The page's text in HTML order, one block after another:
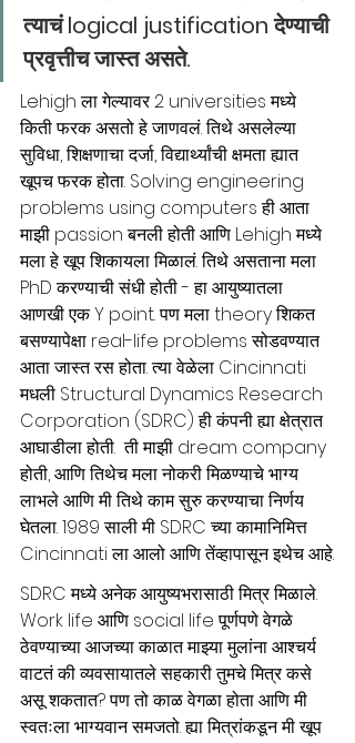
त्याचं logical justification देण्याची
प्रवृत्तीच जास्त असते.
Lehigh ला गेल्यावर 2 universities मध्ये
किती फरक असतो हे जाणवलं. तिथे असलेल्या
सुविधा, शिक्षणाचा दर्जा, विद्यार्थ्यांची क्षमता ह्यात
खूपच फरक होता. Solving engineering
problems using computers ही आता
माझी passion बनली होती आणि Lehigh मध्ये
मला हे खूप शिकायला मिळालं. तिथे असताना मला
PhD करण्याची संधी होती - हा आयुष्यातला
आणखी एक Y point. पण मला theory शिकत
बसण्यापेक्षा real-life problems सोडवण्यात
आता जास्त रस होता. त्या वेळेला Cincinnati
मधली Structural Dynamics Research
Corporation (SDRC) ही कंपनी ह्या क्षेत्रात
आघाडीला होती.  ती माझी dream company
होती, आणि तिथेच मला नोकरी मिळण्याचे भाग्य
लाभले आणि मी तिथे काम सुरु करण्याचा निर्णय
घेतला. 1989 साली मी SDRC च्या कामानिमित्त
Cincinnati ला आलो आणि तेंव्हापासून इथेच आहे.
SDRC मध्ये अनेक आयुष्यभरासाठी मित्र मिळाले.
Work life आणि social life पूर्णपणे वेगळे
ठेवण्याच्या आजच्या काळात माझ्या मुलांना आश्चर्य
वाटतं की व्यवसायातले सहकारी तुमचे मित्र कसे
असू शकतात? पण तो काळ वेगळा होता आणि मी
स्वतःला भाग्यवान समजतो. ह्या मित्रांकडून मी खूप